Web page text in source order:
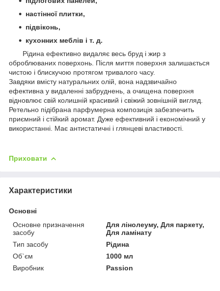
настінної плитки,
підвіконь,
кухонних меблів і т. д.
Рідина ефективно видаляє весь бруд і жир з
оброблюваних поверхонь. Після миття поверхня залишається
чистою і блискучою протягом тривалого часу.
Завдяки вмісту натуральних олій, вона надзвичайно
ефективна у видаленні забруднень, а очищена поверхня
відновлює свій колишній красивий і свіжий зовнішній вигляд.
Ретельно підібрана парфумерна композиція забезпечить
приємний і стійкий аромат. Дуже ефективний і економічний у
використанні. Має антистатичні і глянцеві властивості.
Приховати
Характеристики
Основні
Основне призначення
засобу
Для лінолеуму, Для паркету,
Для ламінату
Тип засобу
Рідина
Об`єм
1000 мл
Виробник
Passion